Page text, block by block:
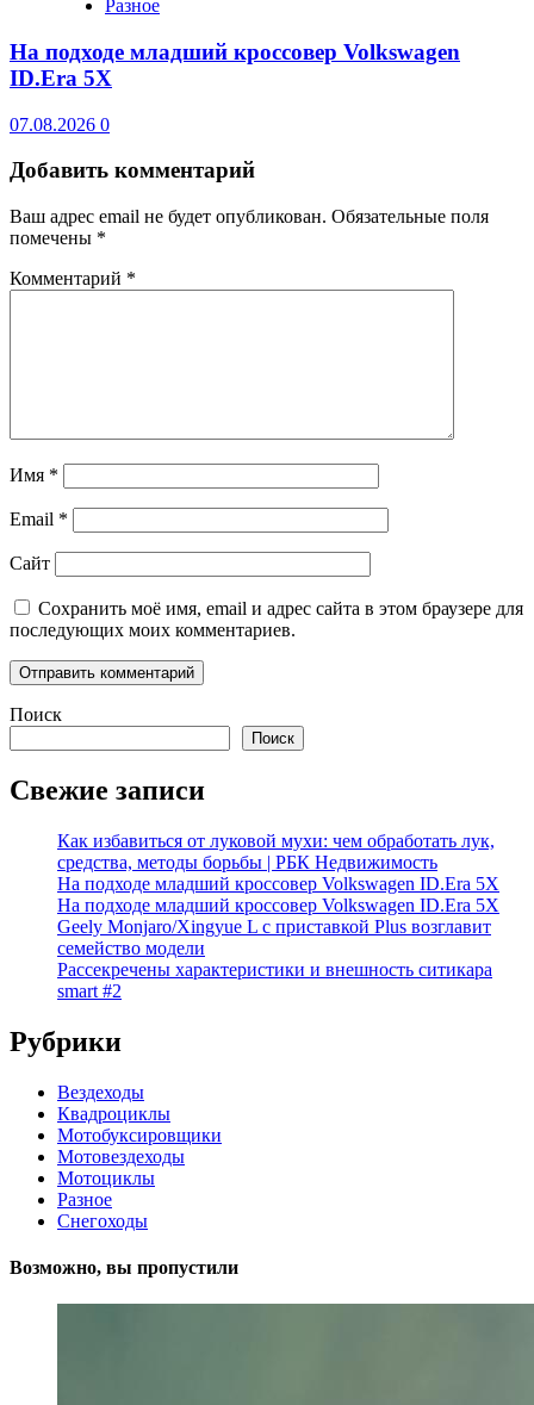
Разное
На подходе младший кроссовер Volkswagen
ID.Era 5X
07.08.2026 0
Добавить комментарий
Ваш адрес email не будет опубликован. Обязательные поля
помечены *
Комментарий *
Имя *
Email *
Сайт
Сохранить моё имя, email и адрес сайта в этом браузере для
последующих моих комментариев.
Поиск
Поиск
Свежие записи
Как избавиться от луковой мухи: чем обработать лук,
средства, методы борьбы | РБК Недвижимость
На подходе младший кроссовер Volkswagen ID.Era 5X
На подходе младший кроссовер Volkswagen ID.Era 5X
Geely Monjaro/Xingyue L с приставкой Plus возглавит
семейство модели
Рассекречены характеристики и внешность ситикара
smart #2
Рубрики
Вездеходы
Квадроциклы
Мотобуксировщики
Мотовездеходы
Мотоциклы
Разное
Снегоходы
Возможно, вы пропустили